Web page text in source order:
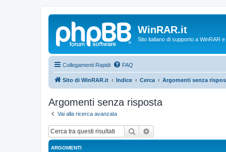
WinRAR.it
Sito italiano di supporto a WinRAR
Collegamenti Rapidi FAQ
Sito di WinRAR.it Indice Cerca Argomenti senza
Argomenti senza risposta
Vai alla ricerca avanzata
Cerca
ARGOMENTI